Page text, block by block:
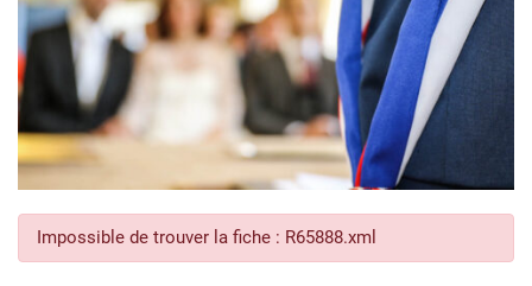
Impossible de trouver la fiche : R65888.xml